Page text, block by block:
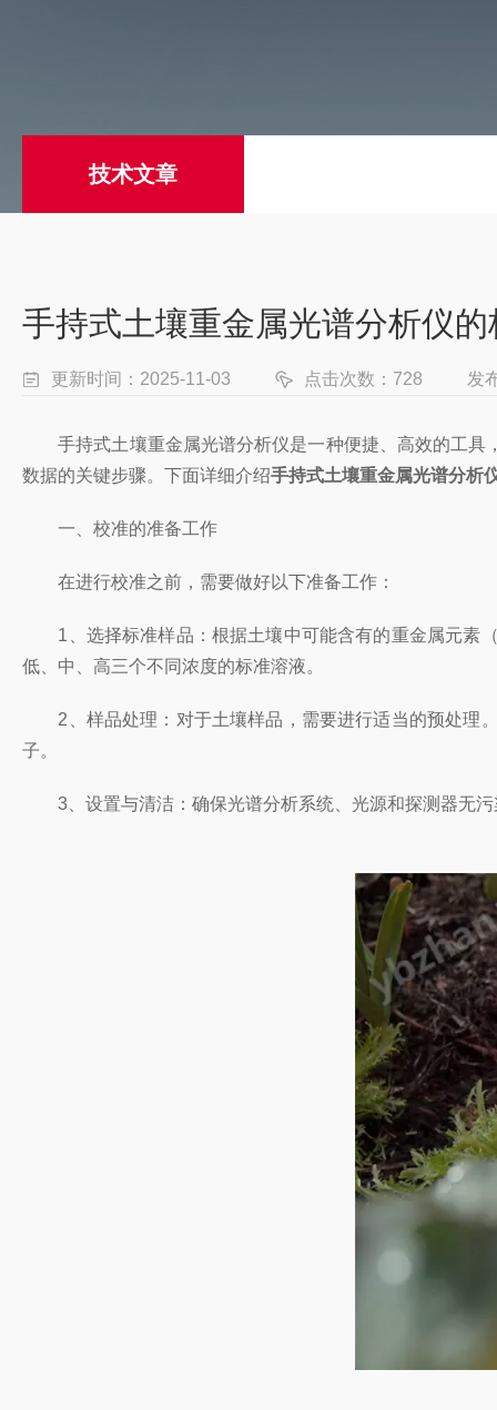
技术文章
手持式土壤重金属光谱分析仪
更新时间：2025-11-03 点击次数：728 发
手持式土壤重金属光谱分析仪是一种便捷、高效的工具
数据的关键步骤。下面详细介绍手持式土壤重金属光谱分析
一、校准的准备工作
在进行校准之前，需要做好以下准备工作：
1、选择标准样品：根据土壤中可能含有的重金属元素（
低、中、高三个不同浓度的标准溶液。
2、样品处理：对于土壤样品，需要进行适当的预处理。
子。
3、设置与清洁：确保光谱分析系统、光源和探测器无污